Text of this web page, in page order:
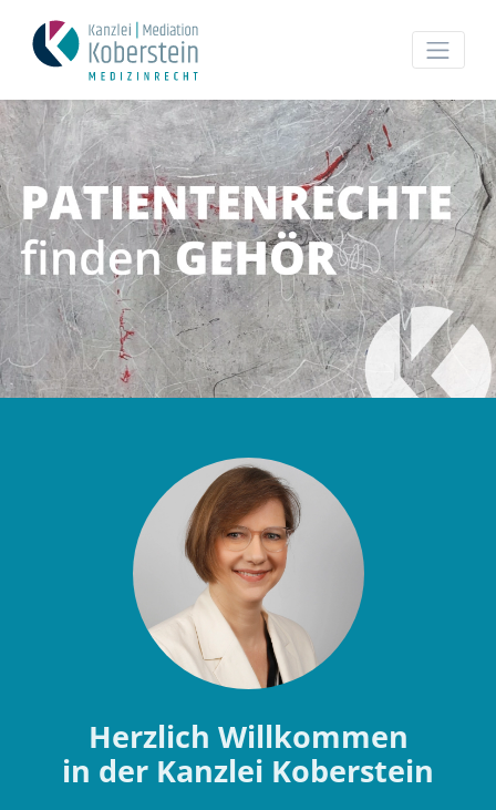
Herzlich Willkommen
in der Kanzlei Koberstein